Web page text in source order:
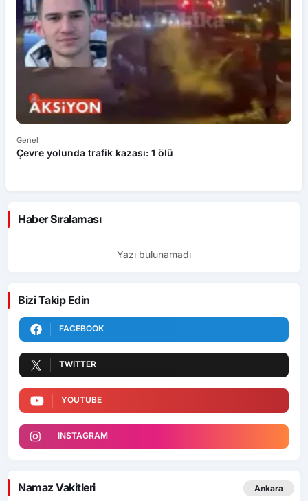
Genel
Çevre yolunda trafik kazası: 1 ölü
Haber Sıralaması
Yazı bulunamadı
Bizi Takip Edin
FACEBOOK
TWITTER
YOUTUBE
INSTAGRAM
Namaz Vakitleri Ankara